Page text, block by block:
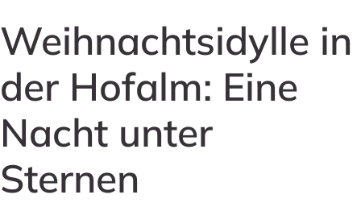
Weihnachtsidylle in
der Hofalm: Eine
Nacht unter
Sternen